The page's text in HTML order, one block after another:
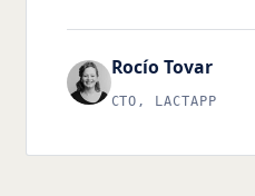
Rocío Tovar
CTO, LACTAPP